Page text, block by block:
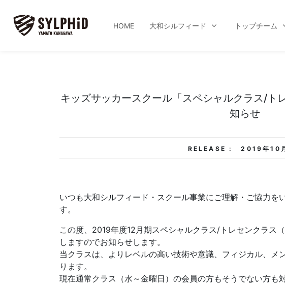
HOME 大和シルフィード トップチーム
キッズサッカースクール「スペシャルクラス/ト
知らせ
RELEASE : 2019年10
いつも大和シルフィード・スクール事業にご理解・ご協力を
す。
この度、2019年度12月期スペシャルクラス/トレセンクラス
しますのでお知らせします。
当クラスは、よりレベルの高い技術や意識、フィジカル、メ
ります。
現在通常クラス（水～金曜日）の会員の方もそうでない方も対